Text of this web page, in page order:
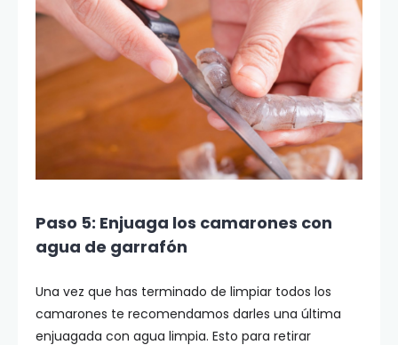
Paso 5: Enjuaga los camarones con
agua de garrafón
Una vez que has terminado de limpiar todos los
camarones te recomendamos darles una última
enjuagada con agua limpia. Esto para retirar